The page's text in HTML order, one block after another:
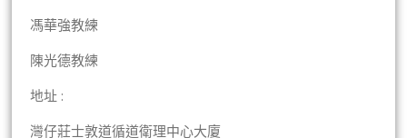
馮華強教練
陳光德教練
地址 :
灣仔莊士敦道循道衛理中心大廈